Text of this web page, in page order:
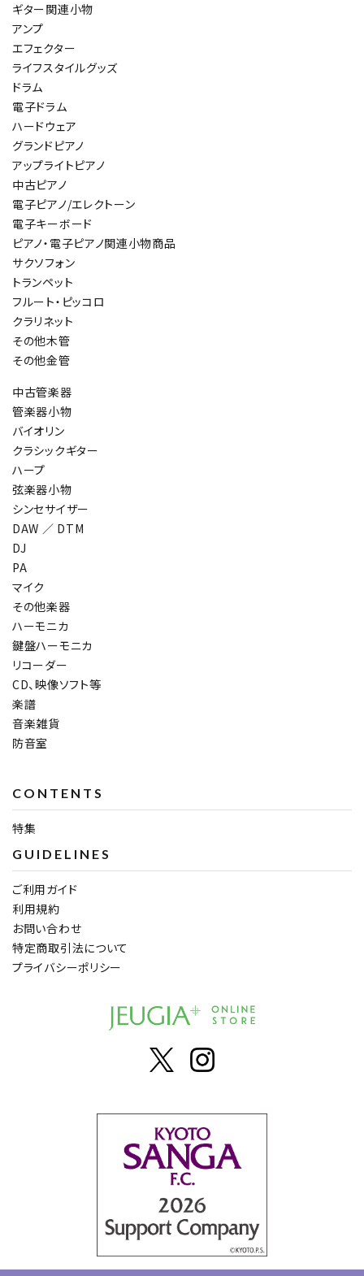
ギター関連小物
アンプ
エフェクター
ライフスタイルグッズ
ドラム
電子ドラム
ハードウェア
グランドピアノ
アップライトピアノ
中古ピアノ
電子ピアノ/エレクトーン
電子キーボード
ピアノ・電子ピアノ関連小物商品
サクソフォン
トランペット
フルート・ピッコロ
クラリネット
その他木管
その他金管
中古管楽器
管楽器小物
バイオリン
クラシックギター
ハープ
弦楽器小物
シンセサイザー
DAW ／ DTM
DJ
PA
マイク
その他楽器
ハーモニカ
鍵盤ハーモニカ
リコーダー
CD、映像ソフト等
楽譜
音楽雑貨
防音室
CONTENTS
特集
GUIDELINES
ご利用ガイド
利用規約
お問い合わせ
特定商取引法について
プライバシーポリシー